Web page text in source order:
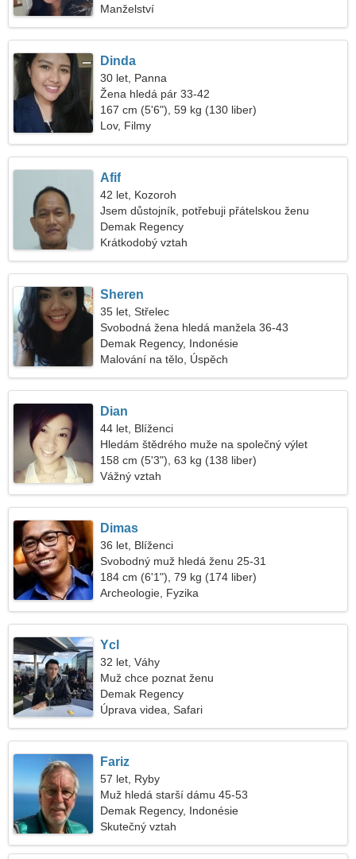
Manželství
Dinda
30 let, Panna
Žena hledá pár 33-42
167 cm (5'6"), 59 kg (130 liber)
Lov, Filmy
Afif
42 let, Kozoroh
Jsem důstojník, potřebuji přátelskou ženu
Demak Regency
Krátkodobý vztah
Sheren
35 let, Střelec
Svobodná žena hledá manžela 36-43
Demak Regency, Indonésie
Malování na tělo, Úspěch
Dian
44 let, Blíženci
Hledám štědrého muže na společný výlet
158 cm (5'3"), 63 kg (138 liber)
Vážný vztah
Dimas
36 let, Blíženci
Svobodný muž hledá ženu 25-31
184 cm (6'1"), 79 kg (174 liber)
Archeologie, Fyzika
Ycl
32 let, Váhy
Muž chce poznat ženu
Demak Regency
Úprava videa, Safari
Fariz
57 let, Ryby
Muž hledá starší dámu 45-53
Demak Regency, Indonésie
Skutečný vztah